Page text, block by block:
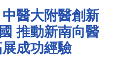
醫大附醫創新
推動新南向醫
成功經驗